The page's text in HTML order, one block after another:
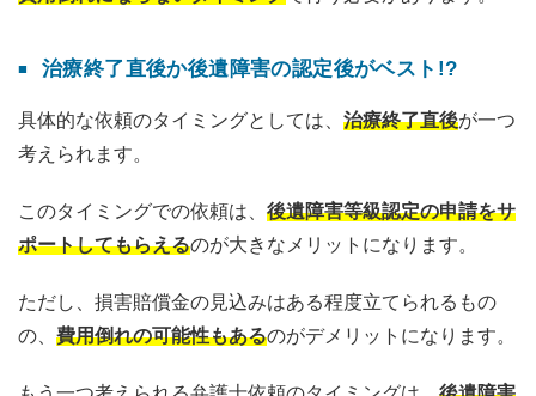
治療終了直後か後遺障害の認定後がベスト!?
具体的な依頼のタイミングとしては、 治療終了直後が一つ
考えられます。
このタイミングでの依頼は、 後遺障害等級認定の申請をサ
ポートしてもらえるのが大きなメリットになります。
ただし、損害賠償金の見込みはある程度立てられるもの
の、 費用倒れの可能性もあるのがデメリットになります。